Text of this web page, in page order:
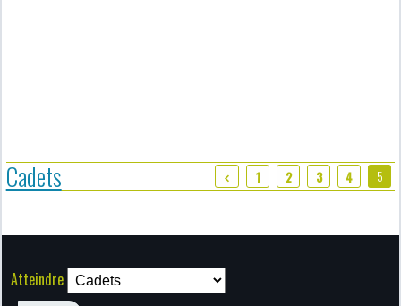
Cadets 1 2 3 4 5
Atteindre